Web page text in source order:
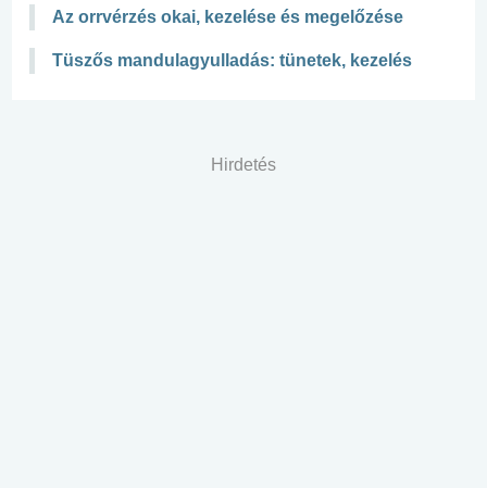
Az orrvérzés okai, kezelése és megelőzése
Tüszős mandulagyulladás: tünetek, kezelés
Hirdetés